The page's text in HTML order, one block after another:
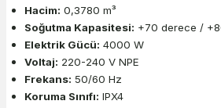
Hacim: 0,3780 m³
Soğutma Kapasitesi: +70 derece /
Elektrik Gücü: 4000 W
Voltaj: 220-240 V NPE
Frekans: 50/60 Hz
Koruma Sınıfı: IPX4